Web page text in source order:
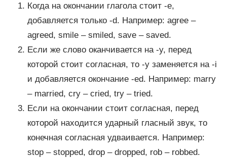
Когда на окончании глагола стоит -e,
добавляется только -d. Например: agree –
agreed, smile – smiled, save – saved.
Если же слово оканчивается на -y, перед
которой стоит согласная, то -y заменяется на -i
и добавляется окончание -ed. Например: marry
– married, cry – cried, try – tried.
Если на окончании стоит согласная, перед
которой находится ударный гласный звук, то
конечная согласная удваивается. Например:
stop – stopped, drop – dropped, rob – robbed.